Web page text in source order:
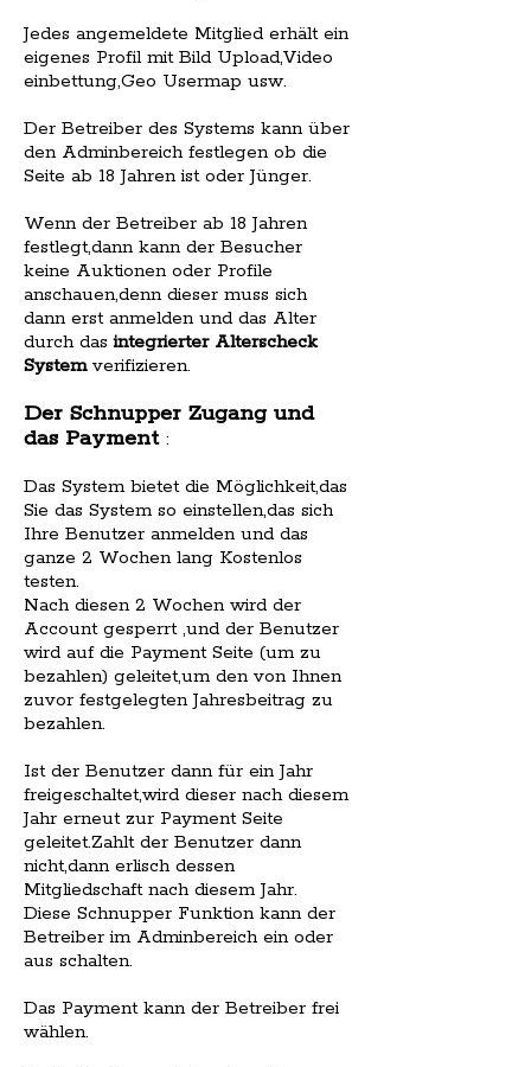
Jedes angemeldete Mitglied erhält ein
eigenes Profil mit Bild Upload,Video
einbettung,Geo Usermap usw.
Der Betreiber des Systems kann über
den Adminbereich festlegen ob die
Seite ab 18 Jahren ist oder Jünger.
Wenn der Betreiber ab 18 Jahren
festlegt,dann kann der Besucher
keine Auktionen oder Profile
anschauen,denn dieser muss sich
dann erst anmelden und das Alter
durch dasintegrierter Alterscheck
Systemverifizieren.
Der Schnupper Zugang und
das Payment :
Das System bietet die Möglichkeit,das
Sie das System so einstellen,das sich
Ihre Benutzer anmelden und das
ganze 2 Wochen lang Kostenlos
testen.
Nach diesen 2 Wochen wird der
Account gesperrt ,und der Benutzer
wird auf die Payment Seite (um zu
bezahlen) geleitet,um den von Ihnen
zuvor festgelegten Jahresbeitrag zu
bezahlen.
Ist der Benutzer dann für ein Jahr
freigeschaltet,wird dieser nach diesem
Jahr erneut zur Payment Seite
geleitet.Zahlt der Benutzer dann
nicht,dann erlisch dessen
Mitgliedschaft nach diesem Jahr.
Diese Schnupper Funktion kann der
Betreiber im Adminbereich ein oder
aus schalten.
Das Payment kann der Betreiber frei
wählen.